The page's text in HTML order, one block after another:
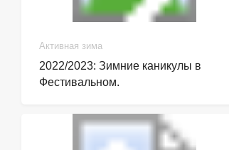
Активная зима
2022/2023: Зимние каникулы в
Фестивальном.